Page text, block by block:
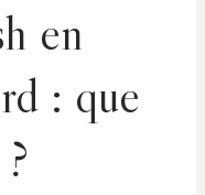
en
: que